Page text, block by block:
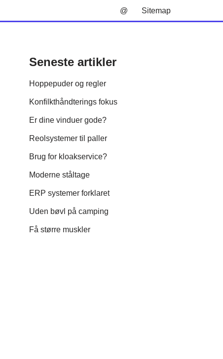
@ Sitemap
Seneste artikler
Hoppepuder og regler
Konfilkthåndterings fokus
Er dine vinduer gode?
Reolsystemer til paller
Brug for kloakservice?
Moderne ståltage
ERP systemer forklaret
Uden bøvl på camping
Få større muskler